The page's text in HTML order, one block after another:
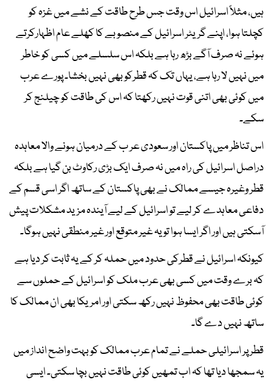
ہیں، مثلاً اسرائیل اس وقت جس طرح طاقت کے نشے میں غزہ کو
کچلتا ہوا، اپنے گریٹر اسرائیل کے منصوبے کا کھلے عام اظہارکرتے
ہوئے نہ صرف آگے بڑھ رہا ہے بلکہ اس سلسلے میں کسی کو خاطر
میں نہیں لا رہا ہے، یہاں تک کہ قطرکو بھی نہیں بخشا۔ پورے عرب
میں کوئی بھی اتنی قوت نہیں رکھتا کہ اس کی طاقت کو چیلنج کر
سکے۔
اس تناظر میں پاکستان اور سعودی عر ب کے درمیان ہونے والا معاہدہ
دراصل اسرائیل کی راہ میں نہ صرف ایک بڑی رکاوٹ بن گیا ہے بلکہ
قطر وغیرہ جیسے ممالک نے بھی پاکستان کے ساتھ اگر اسی قسم کے
دفاعی معاہدے کر لیے تو اسرائیل کے لیے آیندہ مزید مشکلات پیش
آسکتی ہیں اور اگر ایسا ہوا تو یہ غیر متوقع اور غیر منطقی نہیں ہوگا۔
کیونکہ اسرائیل نے قطرکی حدود میں حملہ کر کے یہ ثابت کر دیا ہے
کہ برے وقت میں کسی بھی عرب ملک کو اسرائیل کے حملوں سے
کوئی طاقت بھی محفوظ نہیں رکھ سکتی اور امریکا بھی ان ممالک کا
ساتھ نہیں دے گا۔
قطر پر اسرائیلی حملے نے تمام عرب ممالک کو بہت واضح انداز میں
یہ سمجھا دیا تھا کہ اب تمھیں کوئی طاقت نہیں بچا سکتی۔ ایسی